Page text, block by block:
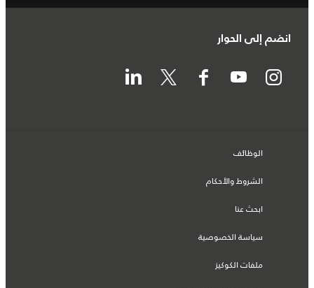
انضم إلى الحوار
الوظائف
الشروط والأحكام
ابحث عنا
سياسة الخصوصية
ملفات الكوكيز